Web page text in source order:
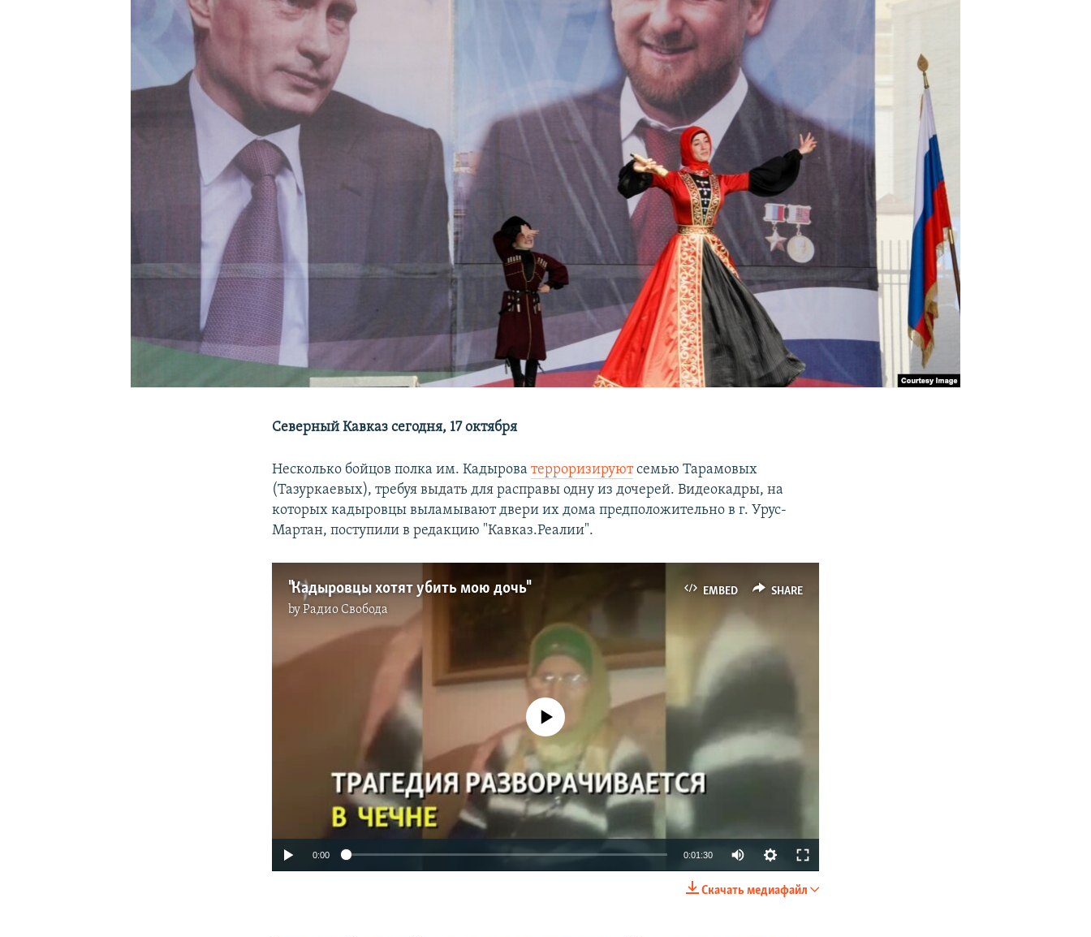
ПОДПИШИТЕСЬ НА РАССЫЛКУ
Северный Кавказ сегодня, 17 октября
Несколько бойцов полка им. Кадыроватерроризируютсемью Тарамовых
(Тазуркаевых), требуя выдать для расправы одну из дочерей. Видеокадры, на
которых кадыровцы выламывают двери их дома предположительно в г. Урус-
Мартан, поступили в редакцию "Кавказ.Реалии".
EMBED SHARE
"Кадыровцы хотят убить мою дочь"
byРадио Свобода
SHARE
No media source currently available
0:00 0:01:30
Скачать медиафайл